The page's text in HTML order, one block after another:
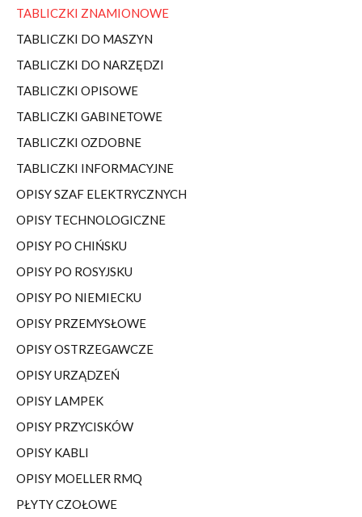
TABLICZKI ZNAMIONOWE
TABLICZKI DO MASZYN
TABLICZKI DO NARZĘDZI
TABLICZKI OPISOWE
TABLICZKI GABINETOWE
TABLICZKI OZDOBNE
TABLICZKI INFORMACYJNE
OPISY SZAF ELEKTRYCZNYCH
OPISY TECHNOLOGICZNE
OPISY PO CHIŃSKU
OPISY PO ROSYJSKU
OPISY PO NIEMIECKU
OPISY PRZEMYSŁOWE
OPISY OSTRZEGAWCZE
OPISY URZĄDZEŃ
OPISY LAMPEK
OPISY PRZYCISKÓW
OPISY KABLI
OPISY MOELLER RMQ
PŁYTY CZOŁOWE